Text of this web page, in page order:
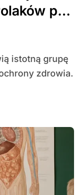
po
zdrowia.